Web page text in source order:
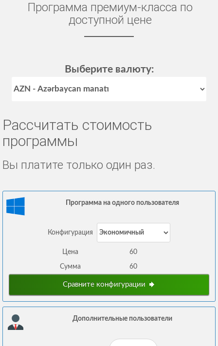
Программа премиум-класса по
доступной цене
Выберите валюту:
Рассчитать стоимость
программы
Вы платите только один раз.
Программа на одного пользователя
Конфигурация
Цена 60
Сумма 60
Сравните конфигурации
Дополнительные пользователи